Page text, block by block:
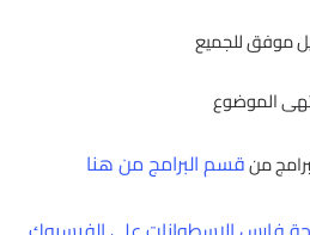
موفق للجميع
الموضوع
منقسم البرامج من هنا